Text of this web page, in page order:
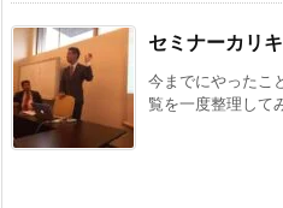
セミナーカリ
今までにやったこ
覧を一度整理して